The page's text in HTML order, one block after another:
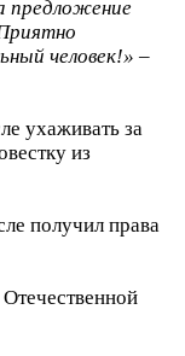
предложение
человек!» –
ухаживать за
из
получил права